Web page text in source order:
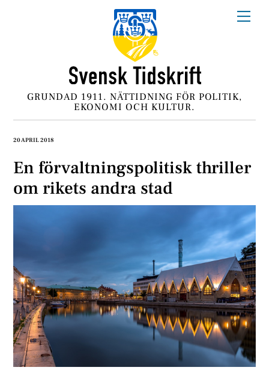
GRUNDAD 1911. NÄTTIDNING FÖR POLITIK,
EKONOMI OCH KULTUR.
20 APRIL 2018
En förvaltningspolitisk thriller
om rikets andra stad